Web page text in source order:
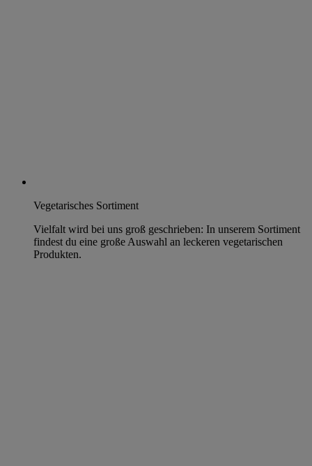
Vegetarisches Sortiment
Vielfalt wird bei uns groß geschrieben: In unserem Sortiment
findest du eine große Auswahl an leckeren vegetarischen
Produkten.